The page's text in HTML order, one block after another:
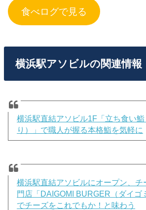
食べログで見る
横浜駅アソビルの関連情報
横浜駅直結アソビル1F「立ち食い
り）」で職人が握る本格鮨を気軽に
横浜駅直結アソビルにオープン、チ
門店「DAIGOMI BURGER（ダイゴ
でチーズをこれでもか！と味わう